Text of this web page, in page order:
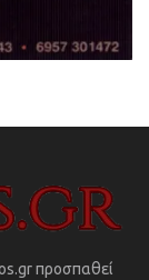
προσπαθεί